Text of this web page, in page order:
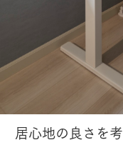
居心地の良さを